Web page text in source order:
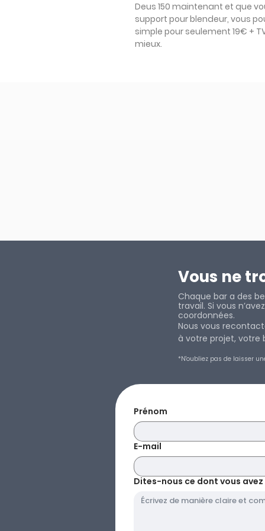
Deus 150 maintenant et que
support pour blendeur, vous
simple pour seulement 19€ +
mieux.
Vous ne
Chaque bar a des
travail. Si vous
coordonnées.
Nous vous
à votre projet, votre
*N'oubliez pas de laisser
Prénom
E-mail
Dites-nous ce dont vous